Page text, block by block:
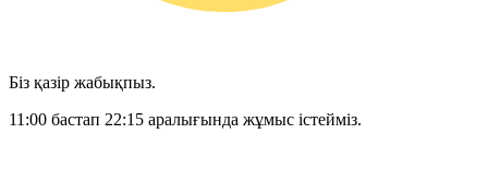
Біз қазір жабықпыз.
11:00 бастап 22:15 аралығында жұмыс істейміз.